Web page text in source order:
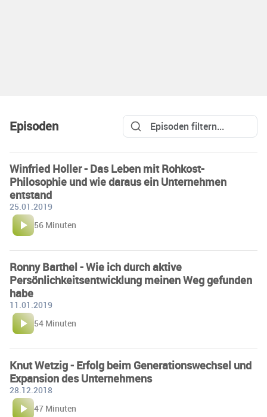
Episoden
Winfried Holler - Das Leben mit Rohkost-
Philosophie und wie daraus ein Unternehmen
entstand
25.01.2019
56 Minuten
Ronny Barthel - Wie ich durch aktive
Persönlichkeitsentwicklung meinen Weg gefunden
habe
11.01.2019
54 Minuten
Knut Wetzig - Erfolg beim Generationswechsel und
Expansion des Unternehmens
28.12.2018
47 Minuten